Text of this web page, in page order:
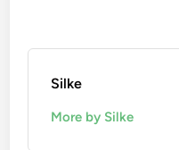
Silke
More by Silke